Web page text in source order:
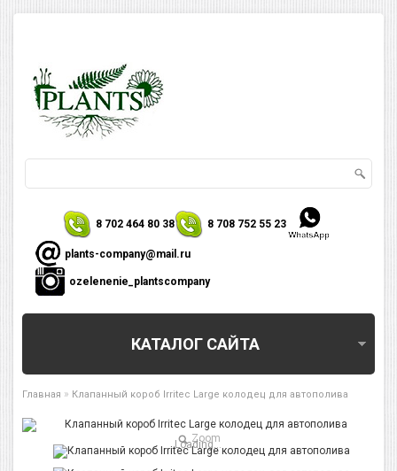
8 702 464 80 38 8 708 752 55 23
plants-company@mail.ru
ozelenenie_plantscompany
КАТАЛОГ САЙТА
Главная » Клапанный короб Irritec Large колодец для автополива
Zoom
Loading...